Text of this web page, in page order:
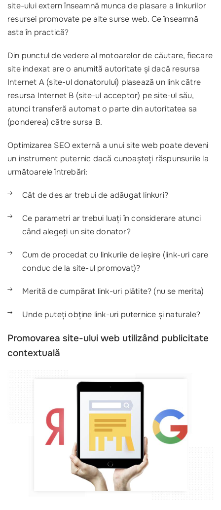
site-ului extern înseamnă munca de plasare a linkurilor
resursei promovate pe alte surse web. Ce înseamnă
asta în practică?
Din punctul de vedere al motoarelor de căutare, fiecare
site indexat are o anumită autoritate și dacă resursa
Internet A (site-ul donatorului) plasează un link către
resursa Internet B (site-ul acceptor) pe site-ul său,
atunci transferă automat o parte din autoritatea sa
(ponderea) către sursa B.
Optimizarea SEO externă a unui site web poate deveni
un instrument puternic dacă cunoașteți răspunsurile la
următoarele întrebări:
Cât de des ar trebui de adăugat linkuri?
Ce parametri ar trebui luați în considerare atunci
când alegeți un site donator?
Cum de procedat cu linkurile de ieșire (link-uri care
conduc de la site-ul promovat)?
Merită de cumpărat link-uri plătite? (nu se merita)
Unde puteți obține link-uri puternice și naturale?
Promovarea site-ului web utilizând publicitate
contextuală